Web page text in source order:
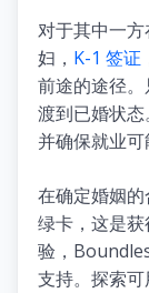
对于其中一
妇， K-1 签证
前途的途径
渡到已婚状
并确保就业可
在确定婚姻
绿卡，这是
验，
支持。探索可